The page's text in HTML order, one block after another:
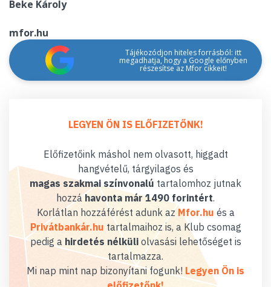
Beke Károly
mfor.hu
Tájékozódjon hiteles forrásból: itt
megadhatja, hogy a Google előnyben
részesítse az Mfor cikkeit!
LEGYEN ÖN IS ELŐFIZETŐNK!
Előfizetőink máshol nem olvasott, higgadt
hangvételű, tárgyilagos és
magas szakmai színvonalú tartalomhoz jutnak
hozzáhavonta már 1490 forintért.
Korlátlan hozzáférést adunk az Mfor.hu és a
Privátbankár.hu tartalmaihoz is, a Klub csomag
pedig a hirdetés nélküliolvasási lehetőséget is
tartalmazza.
Mi nap mint nap bizonyítani fogunk! Legyen Ön is